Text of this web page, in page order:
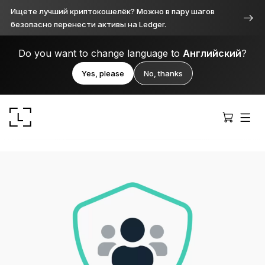
Ищете лучший криптокошелёк? Можно в пару шагов
безопасно перенести активы на Ledger.
Do you want to change language to Английский?
Yes, please No, thanks
Ledger Stax™
Продуманное во всём